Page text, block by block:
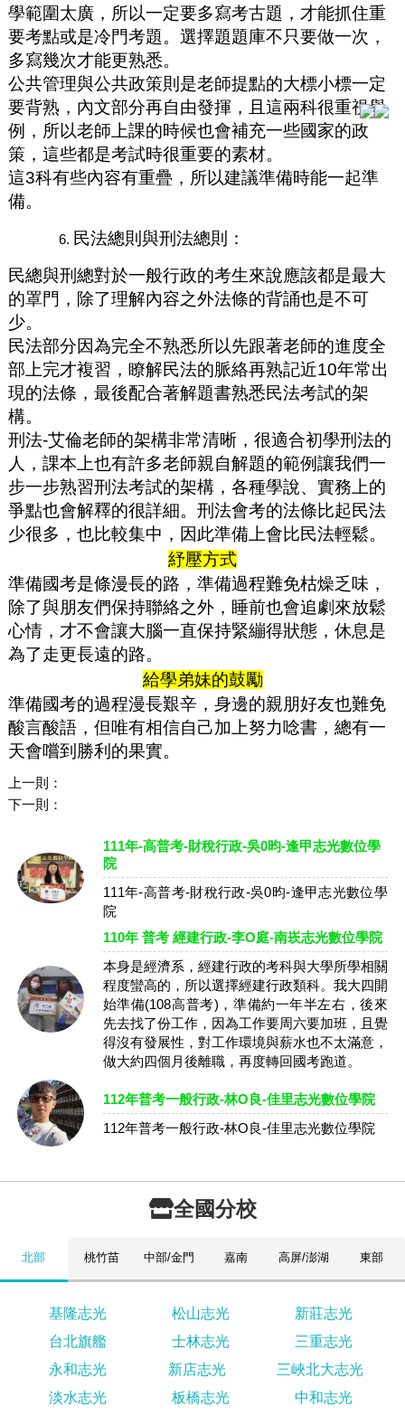
學範圍太廣，所以一定要多寫考古題，才能抓住重
要考點或是冷門考題。選擇題題庫不只要做一次，
多寫幾次才能更熟悉。
公共管理與公共政策則是老師提點的大標小標一定
要背熟，內文部分再自由發揮，且這兩科很重視舉
例，所以老師上課的時候也會補充一些國家的政
策，這些都是考試時很重要的素材。
這3科有些內容有重疊，所以建議準備時能一起準
備。
民法總則與刑法總則：
民總與刑總對於一般行政的考生來說應該都是最大
的罩門，除了理解內容之外法條的背誦也是不可
少。
民法部分因為完全不熟悉所以先跟著老師的進度全
部上完才複習，瞭解民法的脈絡再熟記近10年常出
現的法條，最後配合著解題書熟悉民法考試的架
構。
刑法-艾倫老師的架構非常清晰，很適合初學刑法的
人，課本上也有許多老師親自解題的範例讓我們一
步一步熟習刑法考試的架構，各種學說、實務上的
爭點也會解釋的很詳細。刑法會考的法條比起民法
少很多，也比較集中，因此準備上會比民法輕鬆。
紓壓方式
準備國考是條漫長的路，準備過程難免枯燥乏味，
除了與朋友們保持聯絡之外，睡前也會追劇來放鬆
心情，才不會讓大腦一直保持緊繃得狀態，休息是
為了走更長遠的路。
給學弟妹的鼓勵
準備國考的過程漫長艱辛，身邊的親朋好友也難免
酸言酸語，但唯有相信自己加上努力唸書，總有一
天會嚐到勝利的果實。
上一則：
下一則：
111年-高普考-財稅行政-吳0昀-逢甲志光數位學
院
111年-高普考-財稅行政-吳0昀-逢甲志光數位學
院
110年 普考 經建行政-李O庭-南崁志光數位學院
本身是經濟系，經建行政的考科與大學所學相關
程度蠻高的，所以選擇經建行政類科。我大四開
始準備(108高普考)，準備約一年半左右，後來
先去找了份工作，因為工作要周六要加班，且覺
得沒有發展性，對工作環境與薪水也不太滿意，
做大約四個月後離職，再度轉回國考跑道。
112年普考一般行政-林O良-佳里志光數位學院
112年普考一般行政-林O良-佳里志光數位學院
全國分校
北部 桃竹苗 中部/金門 嘉南 高屏/澎湖 東部
基隆志光 松山志光
新莊志光
台北旗艦
士林志光
三重志光
永和志光
新店志光
三峽北大志光
淡水志光
板橋志光 中和志光